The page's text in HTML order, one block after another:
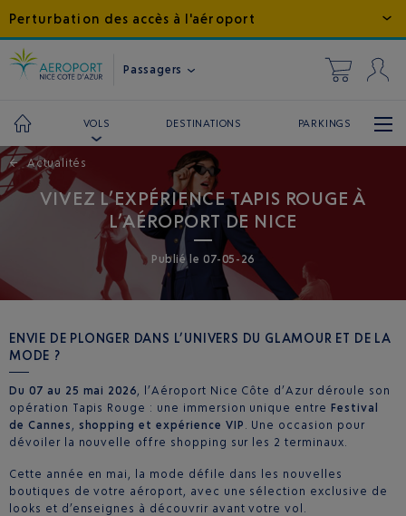
Perturbation des accès à l'aéroport
Passagers
VOLS DESTINATIONS PARKINGS
← Actualités
VIVEZ L’EXPÉRIENCE TAPIS ROUGE À
L’AÉROPORT DE NICE
Publié le 07-05-26
ENVIE DE PLONGER DANS L’UNIVERS DU GLAMOUR ET DE LA
MODE ?
Du 07 au 25 mai 2026, l’Aéroport Nice Côte d’Azur déroule son
opération Tapis Rouge : une immersion unique entre Festival
de Cannes , shopping et expérience VIP . Une occasion pour
dévoiler la nouvelle offre shopping sur les 2 terminaux.
Cette année en mai, la mode défile dans les nouvelles
boutiques de votre aéroport, avec une sélection exclusive de
looks et d’enseignes à découvrir avant votre vol.